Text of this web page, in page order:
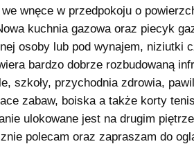
wnęce w przedpokoju o
kuchnia gazowa oraz piecyk
osoby lub pod wynajem, niziutki
bardzo dobrze rozbudowaną
szkoły, przychodnia zdrowia,
zabaw, boiska a także korty
ulokowane jest na drugim
polecam oraz zapraszam do